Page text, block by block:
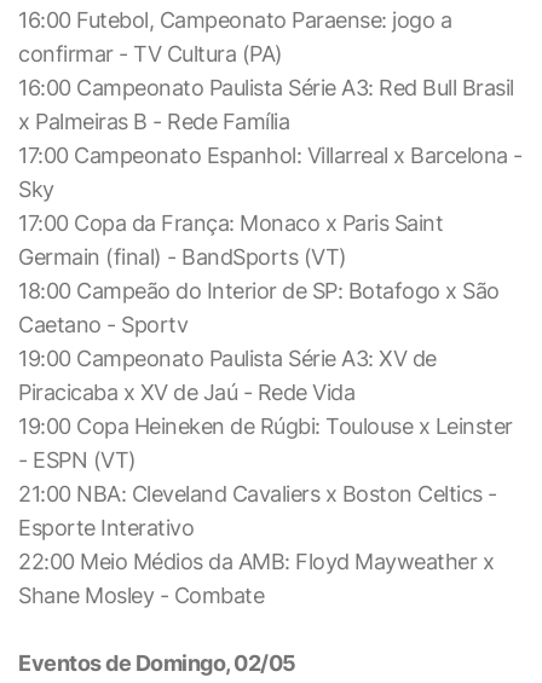
16:00 Futebol, Campeonato Paraense: jogo a
confirmar - TV Cultura (PA)
16:00 Campeonato Paulista Série A3: Red Bull Brasil
x Palmeiras B - Rede Família
17:00 Campeonato Espanhol: Villarreal x Barcelona -
Sky
17:00 Copa da França: Monaco x Paris Saint
Germain (final) - BandSports (VT)
18:00 Campeão do Interior de SP: Botafogo x São
Caetano - Sportv
19:00 Campeonato Paulista Série A3: XV de
Piracicaba x XV de Jaú - Rede Vida
19:00 Copa Heineken de Rúgbi: Toulouse x Leinster
- ESPN (VT)
21:00 NBA: Cleveland Cavaliers x Boston Celtics -
Esporte Interativo
22:00 Meio Médios da AMB: Floyd Mayweather x
Shane Mosley - Combate
Eventos de Domingo, 02/05